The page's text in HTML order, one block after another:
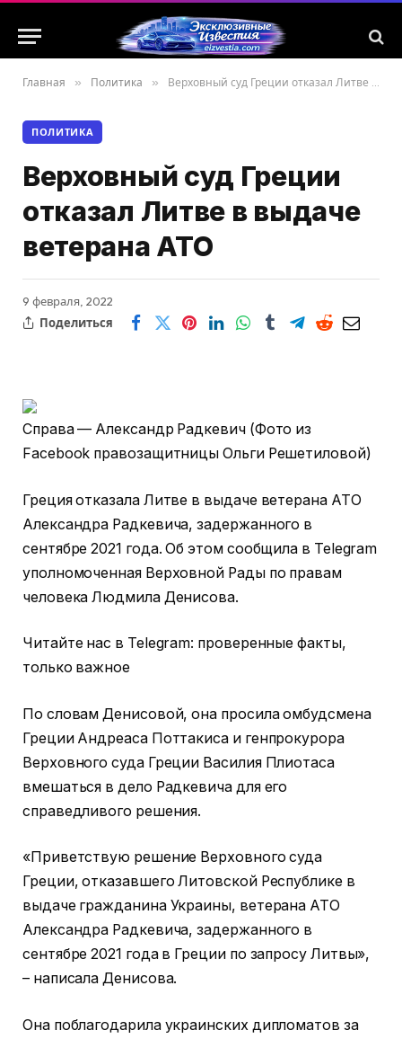
Главная » Политика » Верховный суд Греции отказал Литве в выдаче ветерана АТО
ПОЛИТИКА
Верховный суд Греции
отказал Литве в выдаче
ветерана АТО
9 февраля, 2022
Поделиться
Справа — Александр Радкевич (Фото из
Facebook правозащитницы Ольги Решетиловой)
Греция отказала Литве в выдаче ветерана АТО
Александра Радкевича, задержанного в
сентябре 2021 года. Об этом сообщила в Telegram
уполномоченная Верховной Рады по правам
человека Людмила Денисова.
Читайте нас в Telegram: проверенные факты,
только важное
По словам Денисовой, она просила омбудсмена
Греции Андреаса Поттакиса и генпрокурора
Верховного суда Греции Василия Плиотаса
вмешаться в дело Радкевича для его
справедливого решения.
«Приветствую решение Верховного суда
Греции, отказавшего Литовской Республике в
выдаче гражданина Украины, ветерана АТО
Александра Радкевича, задержанного в
сентябре 2021 года в Греции по запросу Литвы»,
– написала Денисова.
Она поблагодарила украинских дипломатов за